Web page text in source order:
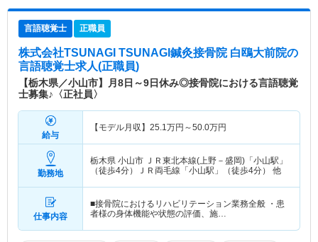
言語聴覚士 正職員
株式会社TSUNAGI TSUNAGI鍼灸接骨院 白鴎大前院の
言語聴覚士求人(正職員)
【栃木県／小山市】月8日～9日休み◎接骨院における言語聴覚
士募集♪〈正社員〉
給与
【モデル月収】 25.1万円～50.0万円
勤務地
栃木県 小山市 ＪＲ東北本線(上野－盛岡)「小山駅」
（徒歩4分）ＪＲ両毛線「小山駅」（徒歩4分） 他
仕事内容
■接骨院におけるリハビリテーション業務全般 ・患
者様の身体機能や状態の評価、施…